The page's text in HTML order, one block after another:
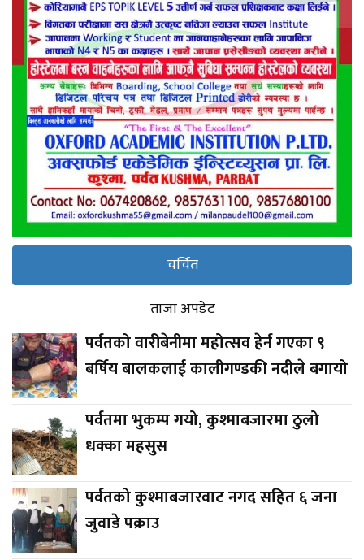
चर्चित
ताजा अपडेट
पर्वतको वारीबेनीमा महोत्सव हेर्न गएका ९
बर्षिय बालकलाई कालीगण्डकी नदीले बगायो
पर्वतमा भुकम्प गयो, कुश्माबजारमा ठुलो
धक्का महसुस
पर्वतको कुश्माबजारवाट नगद सहित ६ जना
जुवाडे पक्राउ